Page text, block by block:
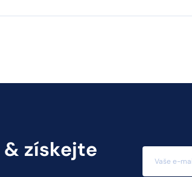
získejte